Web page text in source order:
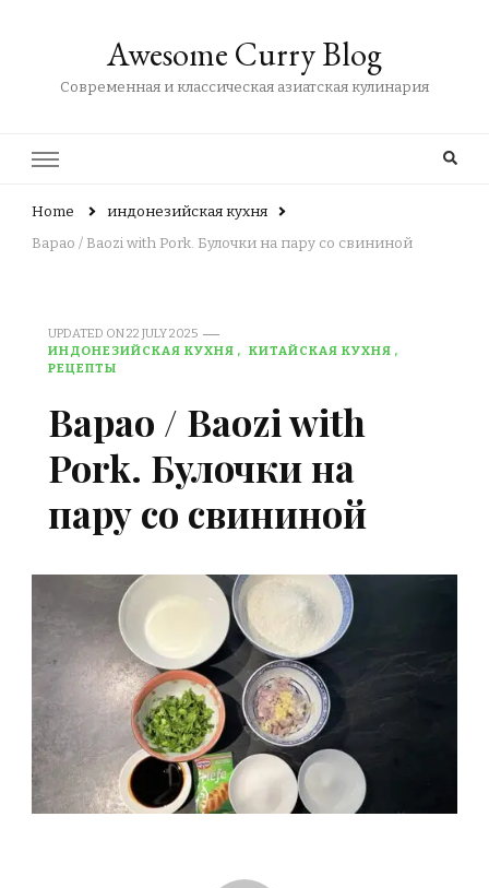
Awesome Curry Blog
Современная и классическая азиатская кулинария
Home
индонезийская кухня
Bapao / Baozi with Pork. Булочки на пару со свининой
UPDATED ON22 JULY 2025
ИНДОНЕЗИЙСКАЯ КУХНЯ
КИТАЙСКАЯ КУХНЯ
РЕЦЕПТЫ
Bapao / Baozi with
Pork. Булочки на
пару со свининой